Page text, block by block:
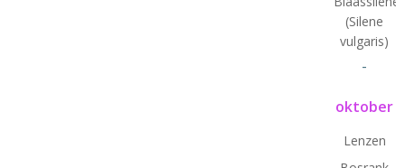
(Silene
vulgaris)
-
oktober
Lenzen